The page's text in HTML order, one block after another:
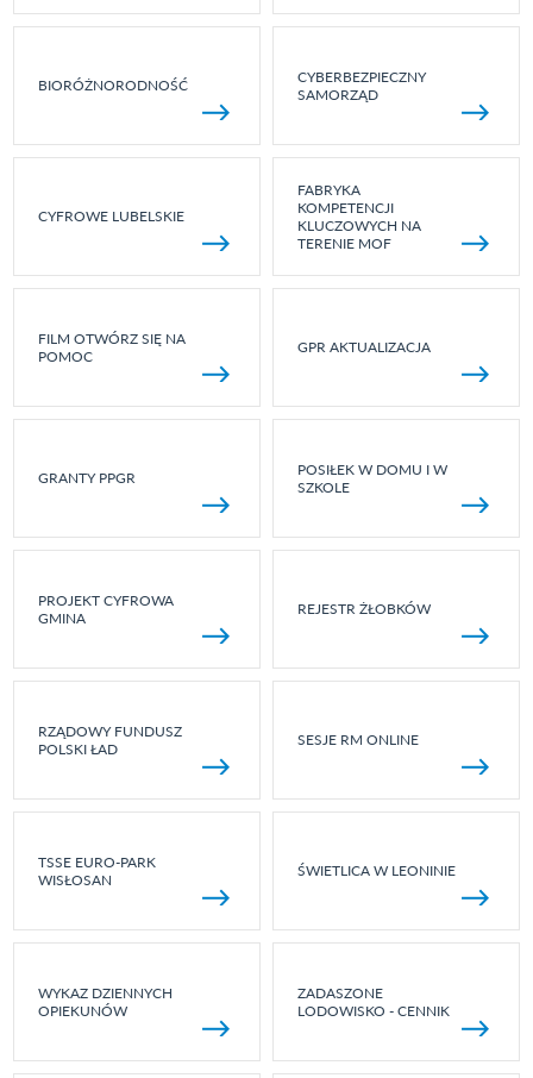
BIORÓŻNORODNOŚĆ
CYBERBEZPIECZNY
SAMORZĄD
CYFROWE LUBELSKIE
FABRYKA
KOMPETENCJI
KLUCZOWYCH NA
TERENIE MOF
FILM OTWÓRZ SIĘ NA
POMOC
GPR AKTUALIZACJA
GRANTY PPGR
POSIŁEK W DOMU I W
SZKOLE
PROJEKT CYFROWA
GMINA
REJESTR ŻŁOBKÓW
RZĄDOWY FUNDUSZ
POLSKI ŁAD
SESJE RM ONLINE
TSSE EURO-PARK
WISŁOSAN
ŚWIETLICA W LEONINIE
WYKAZ DZIENNYCH
OPIEKUNÓW
ZADASZONE
LODOWISKO - CENNIK